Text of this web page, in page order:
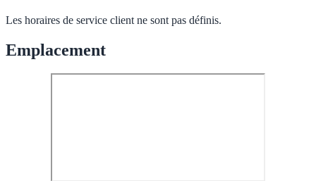
Les horaires de service client ne sont pas définis.
Emplacement